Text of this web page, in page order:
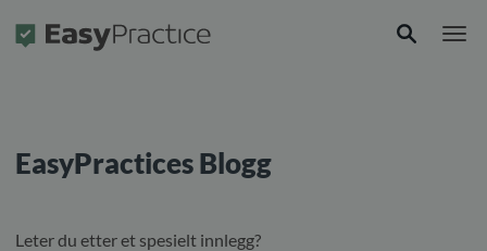
Forside
EasyPractices Blogg
Leter du etter et spesielt innlegg?